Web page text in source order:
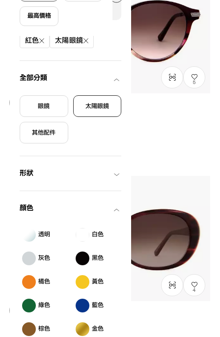
篩選條件
紅色 太陽眼鏡
全部分類
眼鏡 太陽眼鏡
其他配件
形狀
顏色
透明 白色
灰色 黑色
橘色 黃色
綠色 藍色
棕色 金色
最高價格
5
等待進貨
OWNDAYS | SUN
SUN2086B-0SC4
NT$1,990
4
僅顯示有庫存商品
OWNDAYS | SUN